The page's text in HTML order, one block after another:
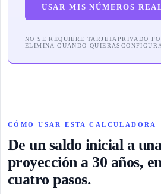
USAR MIS NÚMEROS
NO SE REQUIERE TARJETAPRIVADO
ELIMINA CUANDO QUIERAS
CÓMO USAR ESTA CALCULADORA
De un saldo inicial a una
proyección a 30 años,
cuatro pasos.